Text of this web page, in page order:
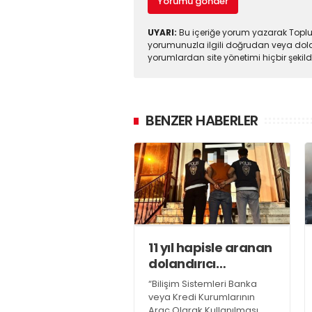
UYARI: Bu içeriğe yorum yazarak
yorumunuzla ilgili doğrudan veya
yorumlardan site yönetimi hiçbir
BENZER HABERLER
11 yıl hapisle aranan
dolandırıcı
yakalandı
“Bilişim Sistemleri Banka
veya Kredi Kurumlarının